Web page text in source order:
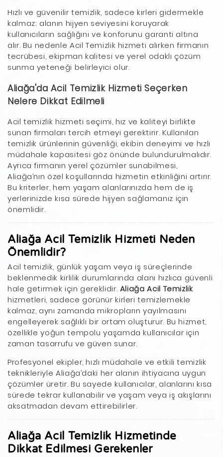
Hızlı ve güvenilir temizlik, sadece kirleri gidermekle
kalmaz; alanın hijyen seviyesini koruyarak
kullanıcıların sağlığını ve konforunu garanti altına
alır. Bu nedenle Acil Temizlik hizmeti alırken firmanın
tecrübesi, ekipman kalitesi ve yerel odaklı çözüm
sunma yeteneği belirleyici olur.
Aliağa'da Acil Temizlik Hizmeti Seçerken
Nelere Dikkat Edilmeli
Acil temizlik hizmeti seçimi, hız ve kaliteyi birlikte
sunan firmaları tercih etmeyi gerektirir. Kullanılan
temizlik ürünlerinin güvenliği, ekibin deneyimi ve hızlı
müdahale kapasitesi göz önünde bulundurulmalıdır.
Ayrıca firmanın yerel çözümler sunabilmesi,
Aliağa’nın özel koşullarında hizmetin etkinliğini artırır.
Bu kriterler, hem yaşam alanlarınızda hem de iş
yerlerinizde kısa sürede hijyen sağlamanız için
önemlidir.
Aliağa Acil Temizlik Hizmeti Neden
Önemlidir?
Acil temizlik, günlük yaşam veya iş süreçlerinde
beklenmedik kirlilik durumlarında alanı hızlıca güvenli
hale getirmek için gereklidir. Aliağa Acil Temizlik
hizmetleri, sadece görünür kirleri temizlemekle
kalmaz, aynı zamanda mikropların yayılmasını
engelleyerek sağlıklı bir ortam oluşturur. Bu hizmet,
özellikle yoğun tempolu yaşamda kullanıcılar için
zaman tasarrufu ve güven sunar.
Profesyonel ekipler, hızlı müdahale ve etkili temizlik
teknikleriyle Aliağa’daki her alanın ihtiyacına uygun
çözümler üretir. Bu sayede kullanıcılar, alanlarını kısa
sürede tekrar kullanabilir ve yaşam veya iş akışlarını
aksatmadan devam ettirebilirler.
Aliağa Acil Temizlik Hizmetinde
Dikkat Edilmesi Gerekenler